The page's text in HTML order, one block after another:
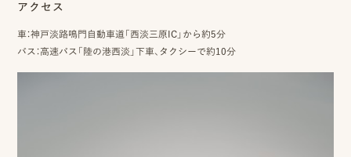
アクセス
車：神戸淡路鳴門自動車道「西淡三原IC」から約5分
バス：高速バス「陸の港西淡」下車、タクシーで約10分